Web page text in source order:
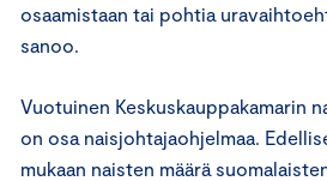
osaamistaan tai pohtia
sanoo.
Vuotuinen Keskuskauppakamarin
on osa naisjohtajaohjelmaa.
mukaan naisten määrä